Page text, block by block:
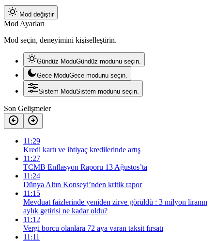
Mod değiştir
Mod Ayarları
Mod seçin, deneyimini kişiselleştirin.
Gündüz ModuGündüz modunu seçin.
Gece ModuGece modunu seçin.
Sistem ModuSistem modunu seçin.
Son Gelişmeler
11:29
Kredi kartı ve ihtiyaç kredilerinde artış
11:27
TCMB Enflasyon Raporu 13 Ağustos’ta
11:24
Dünya Altın Konseyi’nden kritik rapor
11:15
Mevduat faizlerinde yeniden zirve görüldü : 3 milyon liranın
aylık getirisi ne kadar oldu?
11:12
Vergi borcu olanlara 72 aya varan taksit fırsatı
11:11